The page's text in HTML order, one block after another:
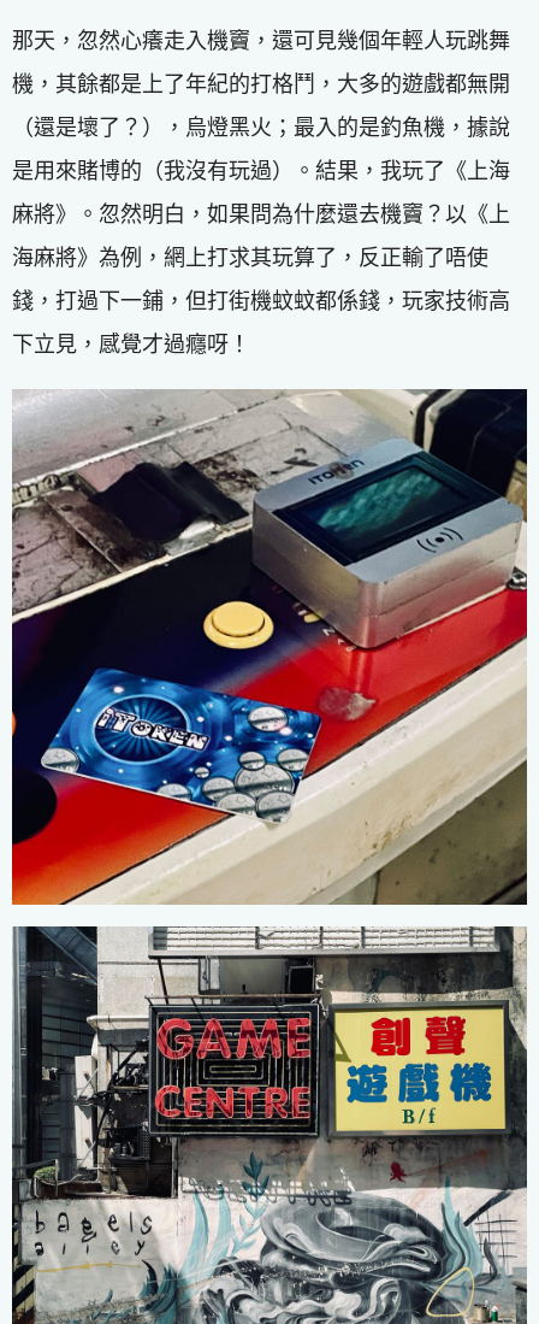
那天，忽然心癢走入機竇，還可見幾個年輕人玩跳舞
機，其餘都是上了年紀的打格鬥，大多的遊戲都無開
（還是壞了？），烏燈黑火；最入的是釣魚機，據說
是用來賭博的（我沒有玩過）。結果，我玩了《上海
麻將》。忽然明白，如果問為什麼還去機竇？以《上
海麻將》為例，網上打求其玩算了，反正輸了唔使
錢，打過下一鋪，但打街機蚊蚊都係錢，玩家技術高
下立見，感覺才過癮呀！